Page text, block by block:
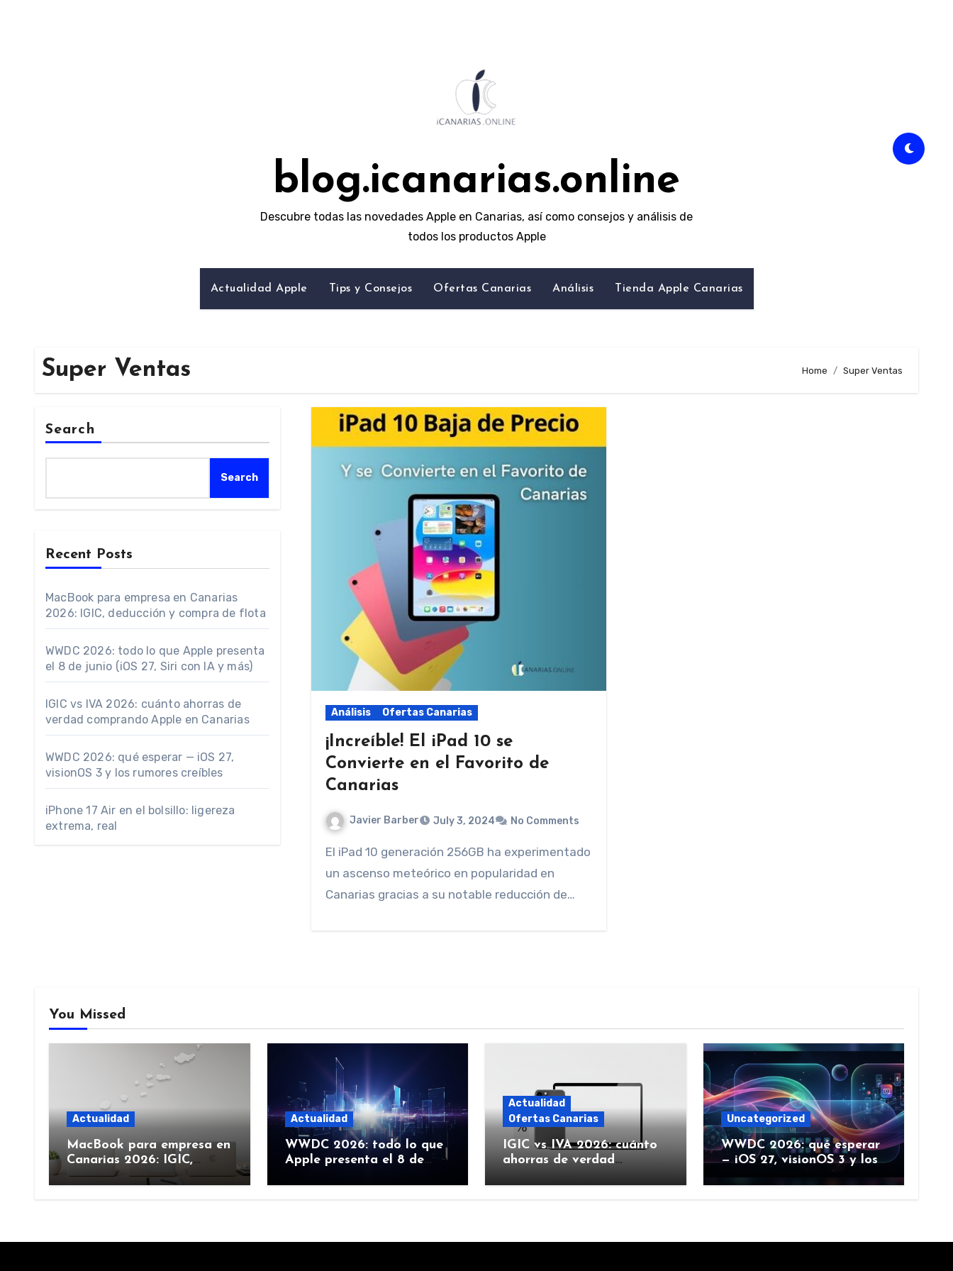
blog.icanarias.online
Descubre todas las novedades Apple en Canarias, así como consejos y análisis de
todos los productos Apple
Actualidad Apple Tips y Consejos Ofertas Canarias Análisis Tienda Apple Canarias
Super Ventas Home Super Ventas
Search
Search
Recent Posts
MacBook para empresa en Canarias
2026: IGIC, deducción y compra de flota
WWDC 2026: todo lo que Apple presenta
el 8 de junio (iOS 27, Siri con IA y más)
IGIC vs IVA 2026: cuánto ahorras de
verdad comprando Apple en Canarias
WWDC 2026: qué esperar — iOS 27,
visionOS 3 y los rumores creíbles
iPhone 17 Air en el bolsillo: ligereza
extrema, real
Análisis Ofertas Canarias
¡Increíble! El iPad 10 se
Convierte en el Favorito de
Canarias
Javier Barber July 3, 2024 No Comments
El iPad 10 generación 256GB ha experimentado
un ascenso meteórico en popularidad en
Canarias gracias a su notable reducción de…
You Missed
Actualidad
MacBook para empresa en
Canarias 2026: IGIC,
deducción y compra de
flota
Actualidad
WWDC 2026: todo lo que
Apple presenta el 8 de
más)
Actualidad
Ofertas Canarias
IGIC vs IVA 2026: cuánto
ahorras de verdad
Canarias
Uncategorized
WWDC 2026: qué esperar
— iOS 27, visionOS 3 y los
rumores creíbles